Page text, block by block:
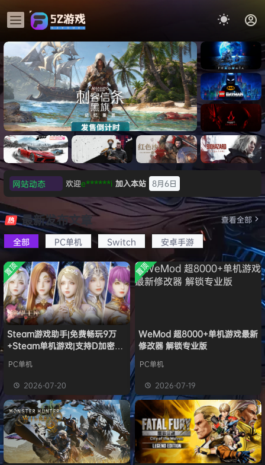
《刺客信条：黑旗 记忆重置-
虚拟机版/Assassin’s Creed
Black Flag Resynced
HYPERVISOR》免安装中文
版
《识质存
在/PRAG
MATA》
免安装中
文版
《乐高蝙
蝠侠：黑
暗骑士之
Legacy
of the
Dark
Knight》
免安装中
文版
影/Assas
sin’s
Creed
Shadow
s》免安装
版，非虚
拟机
极限竞
速：地平
线
6（Forza
Horizon
6）免安装
中文版
《原子之
心/Atomi
c
Heart》
免安装中
文版
红色沙漠-
虚拟机版
（Crimso
n Desert
HYPERVI
SOR）免
安装中文
版
生化危机
9：安魂
曲
（Reside
nt Evil
Requiem
）免安装
中文版
网站动态 欢迎e******i 加入本站 8月6日
普洱 签到获取 39 点积分
8月6日
欢迎 普洱 加入本站 8月6日
欢迎0**3 加入本站 8月6日
欢迎c***s 加入本站
8月6日
加入本站
8月6日
欢迎j***j 加入本站
8月6日
欢迎1******4 加入本站
8月5日
l***g 签到获取
w******g 签到获取
欢迎w******g 加入本站 8月4日
欢迎D****Z 加入本站 15小时前
加入本站
17小时前
签到获取
加入本站 8月6日
最新发布文章
全部 PC单机 Switch 安卓手游
查看全部
置顶
Steam游戏助手|免费畅玩9万
+Steam单机游戏|支持D加密以
PC单机
2026-07-20
置顶
WeMod 超8000+单机游戏最新
修改器 解锁专业版
PC单机
2026-07-19